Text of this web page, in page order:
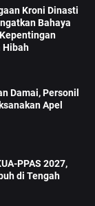
Kroni Dinasti
Bahaya
Hibah
Damai, Personil
Apel
PPAS 2027,
di Tengah